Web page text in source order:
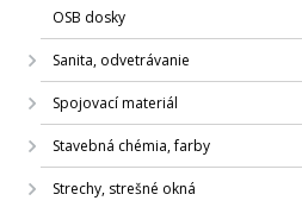
OSB dosky
Sanita, odvetrávanie
Spojovací materiál
Stavebná chémia, farby
Strechy, strešné okná